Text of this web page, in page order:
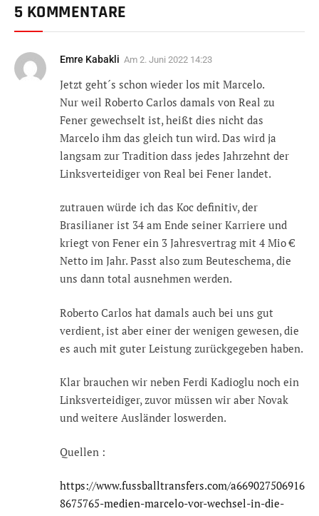
5 KOMMENTARE
Emre Kabakli Am 2. Juni 2022 14:23
Jetzt geht´s schon wieder los mit Marcelo.
Nur weil Roberto Carlos damals von Real zu
Fener gewechselt ist, heißt dies nicht das
Marcelo ihm das gleich tun wird. Das wird ja
langsam zur Tradition dass jedes Jahrzehnt der
Linksverteidiger von Real bei Fener landet.
zutrauen würde ich das Koc definitiv, der
Brasilianer ist 34 am Ende seiner Karriere und
kriegt von Fener ein 3 Jahresvertrag mit 4 Mio €
Netto im Jahr. Passt also zum Beuteschema, die
uns dann total ausnehmen werden.
Roberto Carlos hat damals auch bei uns gut
verdient, ist aber einer der wenigen gewesen, die
es auch mit guter Leistung zurückgegeben haben.
Klar brauchen wir neben Ferdi Kadioglu noch ein
Linksverteidiger, zuvor müssen wir aber Novak
und weitere Ausländer loswerden.
Quellen :
https://www.fussballtransfers.com/a669027506916
8675765-medien-marcelo-vor-wechsel-in-die-